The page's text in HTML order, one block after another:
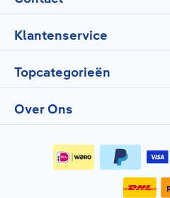
Klantenservice
Topcategorieën
Over Ons